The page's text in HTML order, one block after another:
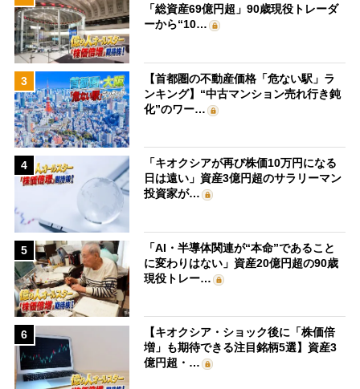
「総資産69億円超」90歳現役トレーダ
ーから“10…
3
【首都圏の不動産価格「危ない駅」ラ
ンキング】“中古マンション売れ行き鈍
化”のワー…
4
「キオクシアが再び株価10万円になる
日は遠い」資産3億円超のサラリーマン
投資家が…
5
「AI・半導体関連が“本命”であること
に変わりはない」資産20億円超の90歳
現役トレー…
6
【キオクシア・ショック後に「株価倍
増」も期待できる注目銘柄5選】資産3
億円超・…